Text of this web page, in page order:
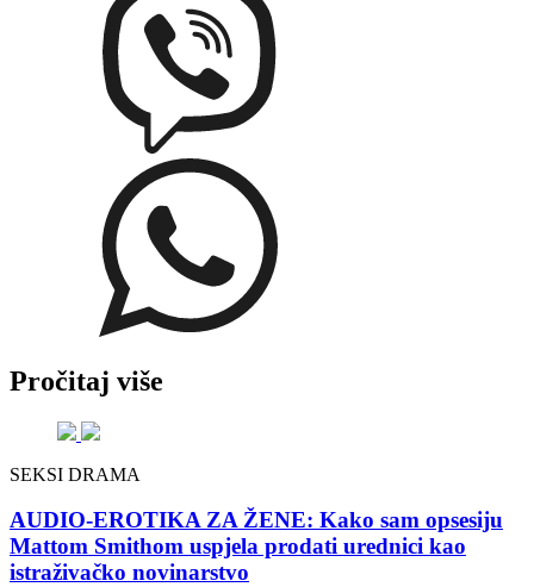
Pročitaj više
SEKSI DRAMA
AUDIO-EROTIKA ZA ŽENE: Kako sam opsesiju
Mattom Smithom uspjela prodati urednici kao
istraživačko novinarstvo